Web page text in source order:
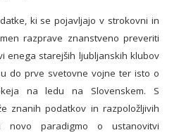
ki se pojavljajo v strokovni in
razprave znanstveno preveriti
enega starejših ljubljanskih klubov
do prve svetovne vojne ter isto o
na ledu na Slovenskem. S
znanih podatkov in razpoložljivih
novo paradigmo o ustanovitvi